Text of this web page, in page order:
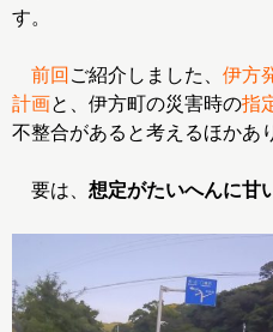
す。
前回 ご紹介しました、 伊方
計画と、伊方町の災害時の指
不整合があると考えるほかあ
要は、 想定がたいへんに甘